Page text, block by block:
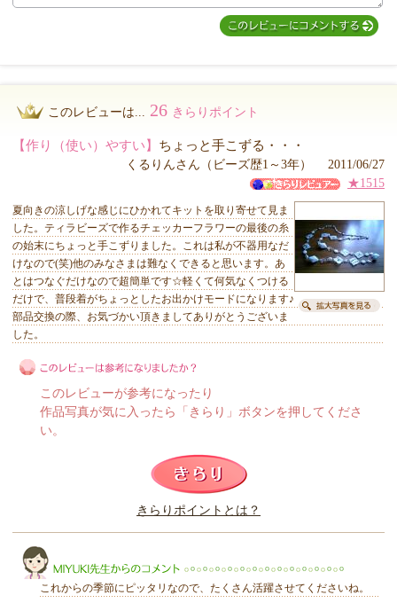
このレビューは... 26 きらりポイント
【作り（使い）やすい】 ちょっと手こずる・・・
くるりんさん（ビーズ歴1～3年） 2011/06/27
★1515
夏向きの涼しげな感じにひかれてキットを取り寄せて見ま
した。ティラビーズで作るチェッカーフラワーの最後の糸
の始末にちょっと手こずりました。これは私が不器用なだ
けなので(笑)他のみなさまは難なくできると思います。あ
とはつなぐだけなので超簡単です☆軽くて何気なくつける
だけで、普段着がちょっとしたお出かけモードになります♪
部品交換の際、お気づかい頂きましてありがとうございま
した。
このレビューは参考になりましたか？
このレビューが参考になったり
作品写真が気に入ったら「きらり」ボタンを押してくださ
い。
きらり
きらりポイントとは？
これからの季節にピッタリなので、たくさん活躍させてくださいね。